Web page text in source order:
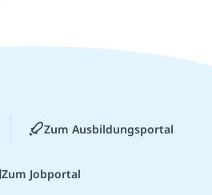
Zum Ausbildungsportal
Zum Jobportal